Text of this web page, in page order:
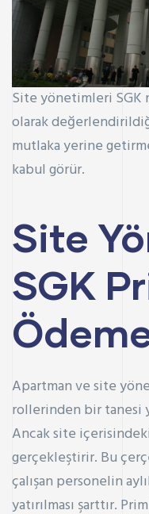
Site yönetimleri SGK
olarak
mutlaka yerine
kabul görür.
Site
SGK
Apartman ve site
rollerinden bir tanesi
Ancak site
gerçekleştirir. Bu
çalışan personelin
yatırılması şarttır.